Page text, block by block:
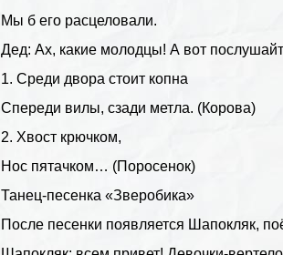
Мы б его расцеловали.
Дед: Ах, какие молодцы! А вот
1. Среди двора стоит копна
Спереди вилы, сзади метла. (Корова)
2. Хвост крючком,
Нос пятачком… (Поросенок)
Танец-песенка «Зверобика»
После песенки появляется Шапокляк,